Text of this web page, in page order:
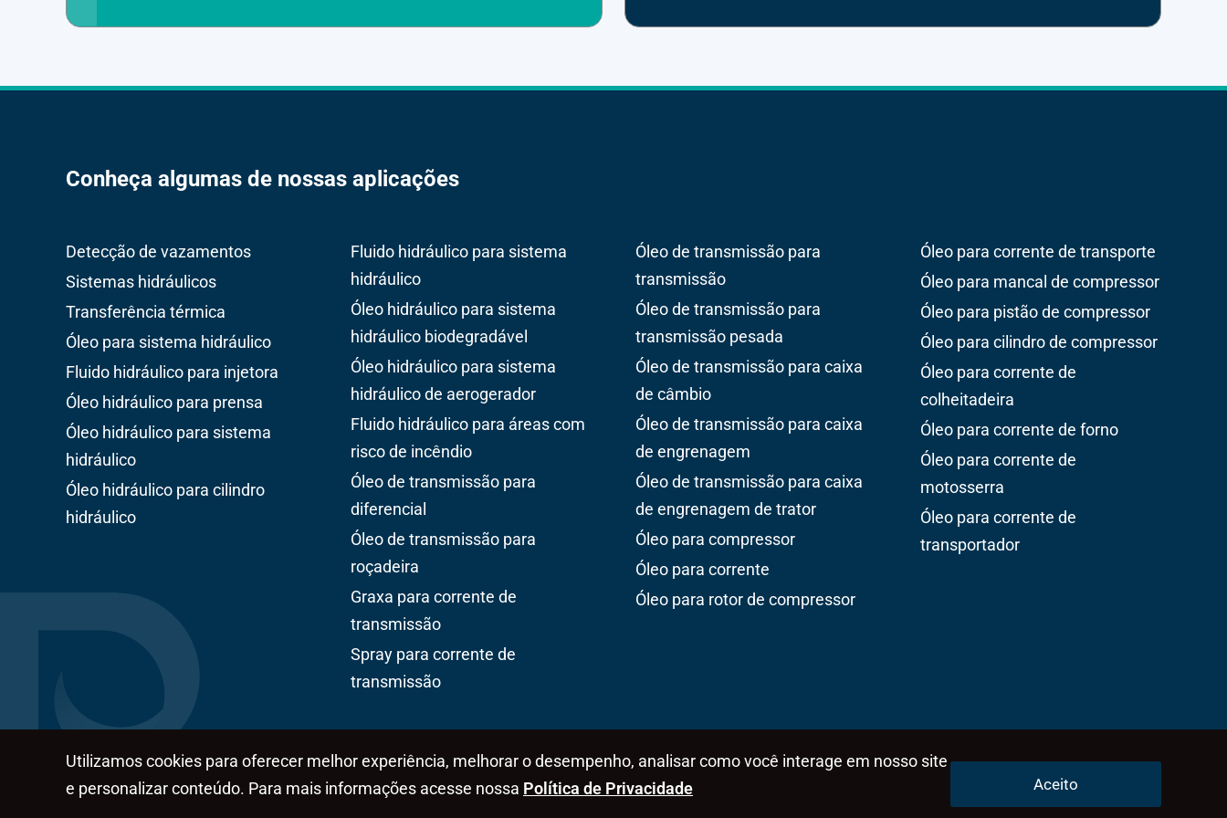
Conheça algumas de nossas aplicações
Detecção de vazamentos
Sistemas hidráulicos
Transferência térmica
Óleo para sistema hidráulico
Fluido hidráulico para injetora
Óleo hidráulico para prensa
Óleo hidráulico para sistema
hidráulico
Óleo hidráulico para cilindro
hidráulico
Fluido hidráulico para sistema
hidráulico
Óleo hidráulico para sistema
hidráulico biodegradável
Óleo hidráulico para sistema
hidráulico de aerogerador
Fluido hidráulico para áreas com
risco de incêndio
Óleo de transmissão para
diferencial
Óleo de transmissão para
roçadeira
Graxa para corrente de
transmissão
Spray para corrente de
transmissão
Óleo de transmissão para
transmissão
Óleo de transmissão para
transmissão pesada
Óleo de transmissão para caixa
de câmbio
Óleo de transmissão para caixa
de engrenagem
Óleo de transmissão para caixa
de engrenagem de trator
Óleo para compressor
Óleo para corrente
Óleo para rotor de compressor
Óleo para corrente de transporte
Óleo para mancal de compressor
Óleo para pistão de compressor
Óleo para cilindro de compressor
Óleo para corrente de
colheitadeira
Óleo para corrente de forno
Óleo para corrente de
motosserra
Óleo para corrente de
transportador
Políticas de Privacidade Desenvolvido por
Utilizamos cookies para oferecer melhor experiência, melhorar o desempenho, analisar como você interage em nosso site
e personalizar conteúdo. Para mais informações acesse nossa Política de Privacidade Aceito